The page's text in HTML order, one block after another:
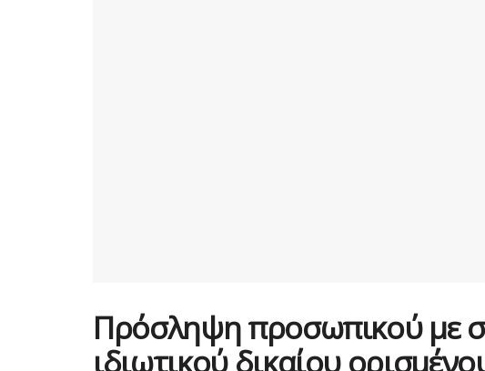
Πρόσληψη προσωπικού με
ιδιωτικού δικαίου